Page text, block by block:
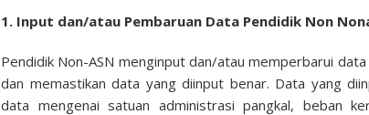
1. Input dan/atau Pembaruan Data Pendidik Non
Pendidik Non-ASN menginput dan/atau memperbarui
dan memastikan data yang diinput benar. Data yang
data mengenai satuan administrasi pangkal, beban